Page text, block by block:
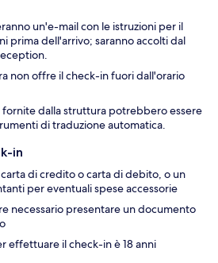
un'e-mail con le istruzioni per il
prima dell'arrivo; saranno accolti dal
non offre il check-in fuori dall'orario
fornite dalla struttura potrebbero essere
di traduzione automatica.
in
di credito o carta di debito, o un
per eventuali spese accessorie
necessario presentare un documento
effettuare il check-in è 18 anni